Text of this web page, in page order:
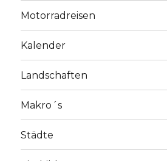
Motorradreisen
Kalender
Landschaften
Makro´s
Städte